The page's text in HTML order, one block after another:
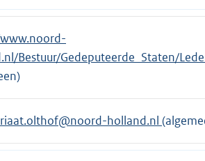
Bestuur/Gedeputeerde_Staten/
holland.nl